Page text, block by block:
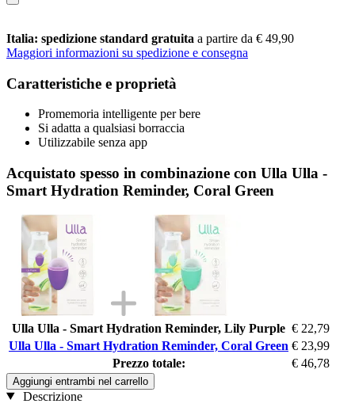
Italia: spedizione standard gratuita a partire da € 49,90
Maggiori informazioni su spedizione e consegna
Caratteristiche e proprietà
Promemoria intelligente per bere
Si adatta a qualsiasi borraccia
Utilizzabile senza app
Acquistato spesso in combinazione con Ulla Ulla -
Smart Hydration Reminder, Coral Green
Ulla Ulla - Smart Hydration Reminder, Lily Purple € 22,79
Ulla Ulla - Smart Hydration Reminder, Coral Green € 23,99
Prezzo totale:
€ 46,78
Aggiungi entrambi nel carrello
Descrizione